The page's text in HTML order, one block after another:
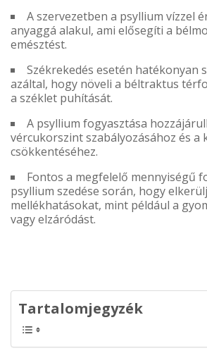
A szervezetben a psyllium vízzel
anyaggá alakul, ami elősegíti a
emésztést.
Székrekedés esetén hatékonyan
azáltal, hogy növeli a béltraktus
a széklet puhítását.
A psyllium fogyasztása
vércukorszint szabályozásához és a
csökkentéséhez.
Fontos a megfelelő mennyiségű
psyllium szedése során, hogy
mellékhatásokat, mint például a
vagy elzáródást.
Tartalomjegyzék